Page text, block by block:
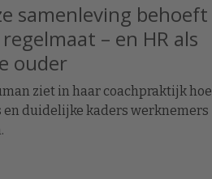
samenleving behoeft
– en HR als
ouder
ziet in haar coachpraktijk hoe
en duidelijke kaders werknemers